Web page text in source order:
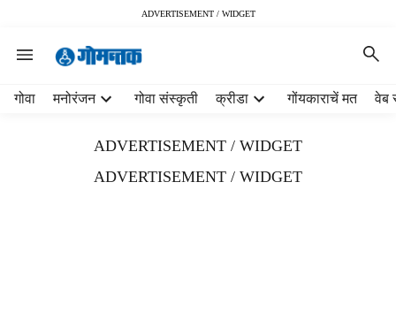
ADVERTISEMENT / WIDGET
गोवा मनोरंजन गोवा संस्कृती क्रीडा गोंयकाराचें मत वेब
ADVERTISEMENT / WIDGET
ADVERTISEMENT / WIDGET